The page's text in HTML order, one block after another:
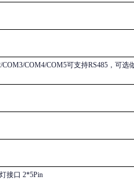
COM4/COM5可支持RS485，可选
接口 2*5Pin